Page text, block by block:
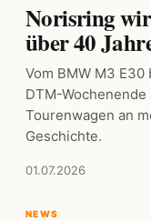
Norisring
über 40
Vom BMW M3
DTM-
Tourenwagen an
Geschichte.
01.07.2026
NEWS